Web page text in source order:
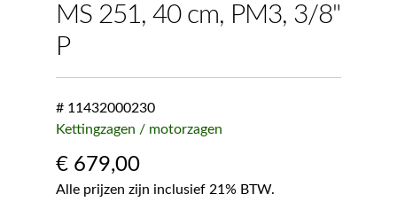
MS 251, 40 cm, PM3, 3/8"
P
# 11432000230
Kettingzagen / motorzagen
€679,00
Alle prijzen zijn inclusief 21% BTW.